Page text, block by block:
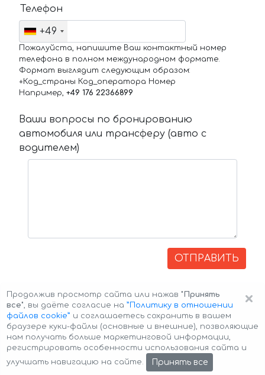
Телефон
+49
Пожалуйста, напишите Ваш контактный номер
телефона в полном международном формате.
Формат выглядит следующим образом:
+Код_страны Код_оператора Номер
Например, +49 176 22366899
Ваши вопросы по бронированию
автомобиля или трансферу (авто с
водителем)
ОТПРАВИТЬ
Авторские права © 2026 Авто-Аренда Cookie Policy
×
Продолжив просмотр сайта или нажав "Принять
все", вы даёте согласие на ”Политику в отношении
файлов cookie” и соглашаетесь сохранить в вашем
браузере куки-файлы (основные и внешние), позволяющие
нам получать больше маркетинговой информации,
регистрировать особенности использования сайта и
улучшать навигацию на сайте.
Принять все